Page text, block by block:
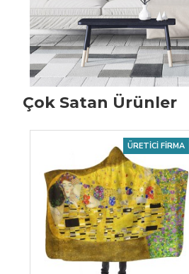
Çok Satan Ürünler
ÜRETICI FIRMA